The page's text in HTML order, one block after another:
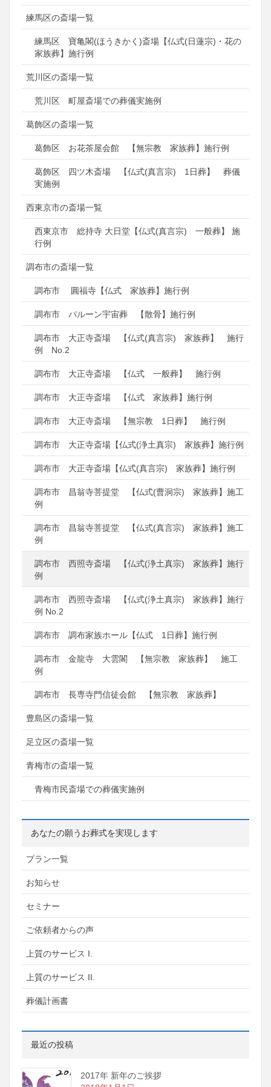
練馬区の斎場一覧
練馬区 寶亀閣(ほうきかく)斎場【仏式(日蓮宗)・花の
家族葬】施行例
荒川区の斎場一覧
荒川区 町屋斎場での葬儀実施例
葛飾区の斎場一覧
葛飾区 お花茶屋会館 【無宗教 家族葬】施行例
葛飾区 四ツ木斎場 【仏式(真言宗) 1日葬】 葬儀
実施例
西東京市の斎場一覧
西東京市 総持寺 大日堂【仏式(真言宗) 一般葬】 施
行例
調布市の斎場一覧
調布市 圓福寺【仏式 家族葬】施行例
調布市 バルーン宇宙葬 【散骨】施行例
調布市 大正寺斎場 【仏式(真言宗) 家族葬】 施行
例 No.2
調布市 大正寺斎場 【仏式 一般葬】 施行例
調布市 大正寺斎場 【仏式 家族葬】施行例
調布市 大正寺斎場 【無宗教 1日葬】 施行例
調布市 大正寺斎場【仏式(浄土真宗) 家族葬】施行例
調布市 大正寺斎場【仏式(真言宗) 家族葬】施行例
調布市 昌翁寺菩提堂 【仏式(曹洞宗) 家族葬】施工
例
調布市 昌翁寺菩提堂 【仏式(真言宗) 家族葬】施工
例
調布市 西照寺斎場 【仏式(浄土真宗) 家族葬】施行
例
調布市 西照寺斎場 【仏式(浄土真宗) 家族葬】施行
例 No.2
調布市 調布家族ホール【仏式 1日葬】施行例
調布市 金龍寺 大雲閣 【無宗教 家族葬】 施工
例
調布市 長専寺門信徒会館 【無宗教 家族葬】
豊島区の斎場一覧
足立区の斎場一覧
青梅市の斎場一覧
青梅市民斎場での葬儀実施例
あなたの願うお葬式を実現します
プラン一覧
お知らせ
セミナー
ご依頼者からの声
上質のサービス I.
上質のサービス II.
葬儀計画書
最近の投稿
2017年 新年のご挨拶